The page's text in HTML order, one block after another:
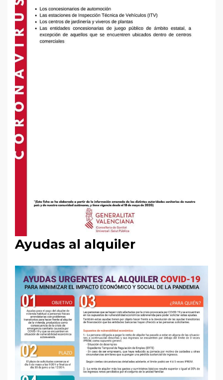
Ayudas al alquiler